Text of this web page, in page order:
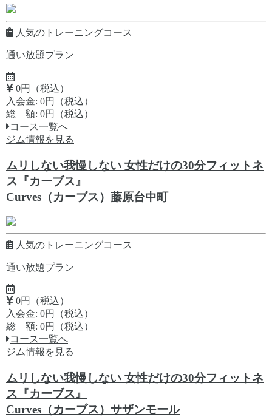
人気のトレーニングコース
通い放題プラン
0円（税込）
入会金: 0円（税込）
総 額: 0円（税込）
コース一覧へ
ジム情報を見る
ムリしない我慢しない 女性だけの30分フィットネ
ス『カーブス』
Curves（カーブス）藤原台中町
人気のトレーニングコース
通い放題プラン
0円（税込）
入会金: 0円（税込）
総 額: 0円（税込）
コース一覧へ
ジム情報を見る
ムリしない我慢しない 女性だけの30分フィットネ
ス『カーブス』
Curves（カーブス）サザンモール